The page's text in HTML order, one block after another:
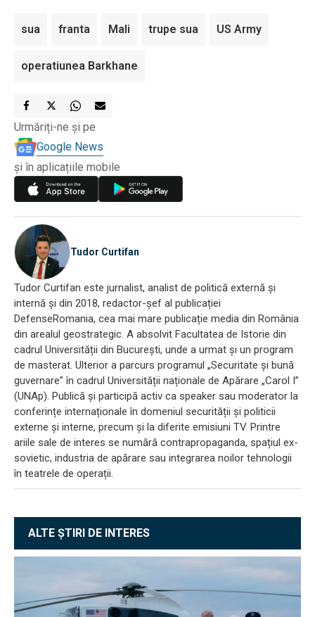
sua franta Mali trupe sua US Army
operatiunea Barkhane
Urmăriți-ne și pe
Google News
și în aplicațiile mobile
Tudor Curtifan
Tudor Curtifan este jurnalist, analist de politică externă și
internă și din 2018, redactor-șef al publicației
DefenseRomania, cea mai mare publicație media din România
din arealul geostrategic. A absolvit Facultatea de Istorie din
cadrul Universității din București, unde a urmat și un program
de masterat. Ulterior a parcurs programul „Securitate și bună
guvernare” în cadrul Universității naționale de Apărare „Carol I”
(UNAp). Publică și participă activ ca speaker sau moderator la
conferințe internaționale în domeniul securității și politicii
externe și interne, precum și la diferite emisiuni TV. Printre
ariile sale de interes se numără contrapropaganda, spațiul ex-
sovietic, industria de apărare sau integrarea noilor tehnologii
în teatrele de operații.
ALTE ȘTIRI DE INTERES